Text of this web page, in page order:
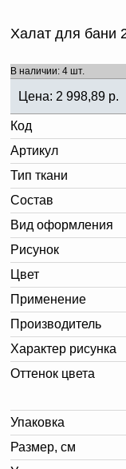
Халат для бани
В наличии: 4 шт.
Цена: 2 998,89 р.
Код
Артикул
Тип ткани
Состав
Вид оформления
Рисунок
Цвет
Применение
Производитель
Характер рисунка
Оттенок цвета
Упаковка
Размер, см